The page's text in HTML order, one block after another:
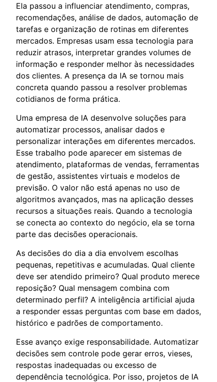
Ela passou a influenciar atendimento, compras,
recomendações, análise de dados, automação de
tarefas e organização de rotinas em diferentes
mercados. Empresas usam essa tecnologia para
reduzir atrasos, interpretar grandes volumes de
informação e responder melhor às necessidades
dos clientes. A presença da IA se tornou mais
concreta quando passou a resolver problemas
cotidianos de forma prática.
Uma empresa de IA desenvolve soluções para
automatizar processos, analisar dados e
personalizar interações em diferentes mercados.
Esse trabalho pode aparecer em sistemas de
atendimento, plataformas de vendas, ferramentas
de gestão, assistentes virtuais e modelos de
previsão. O valor não está apenas no uso de
algoritmos avançados, mas na aplicação desses
recursos a situações reais. Quando a tecnologia
se conecta ao contexto do negócio, ela se torna
parte das decisões operacionais.
As decisões do dia a dia envolvem escolhas
pequenas, repetitivas e acumuladas. Qual cliente
deve ser atendido primeiro? Qual produto merece
reposição? Qual mensagem combina com
determinado perfil? A inteligência artificial ajuda
a responder essas perguntas com base em dados,
histórico e padrões de comportamento.
Esse avanço exige responsabilidade. Automatizar
decisões sem controle pode gerar erros, vieses,
respostas inadequadas ou excesso de
dependência tecnológica. Por isso, projetos de IA